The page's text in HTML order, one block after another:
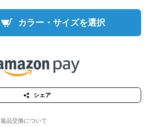
カラー・サイズを選択
シェア
返品交換について